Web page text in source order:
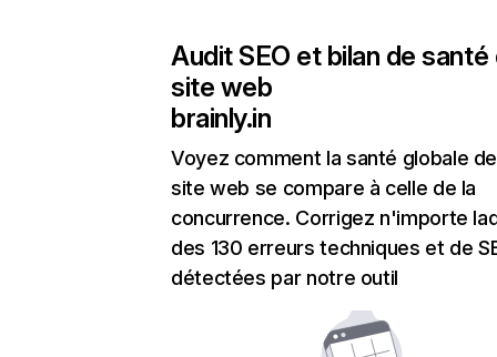
Audit SEO et bilan de santé
site web
brainly.in
Voyez comment la santé globale
site web se compare à celle de la
concurrence. Corrigez n'importe
des 130 erreurs techniques et de
détectées par notre outil